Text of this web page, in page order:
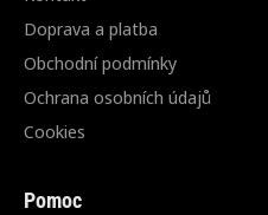
Doprava a platba
Obchodní podmínky
Ochrana osobních údajů
Cookies
Pomoc